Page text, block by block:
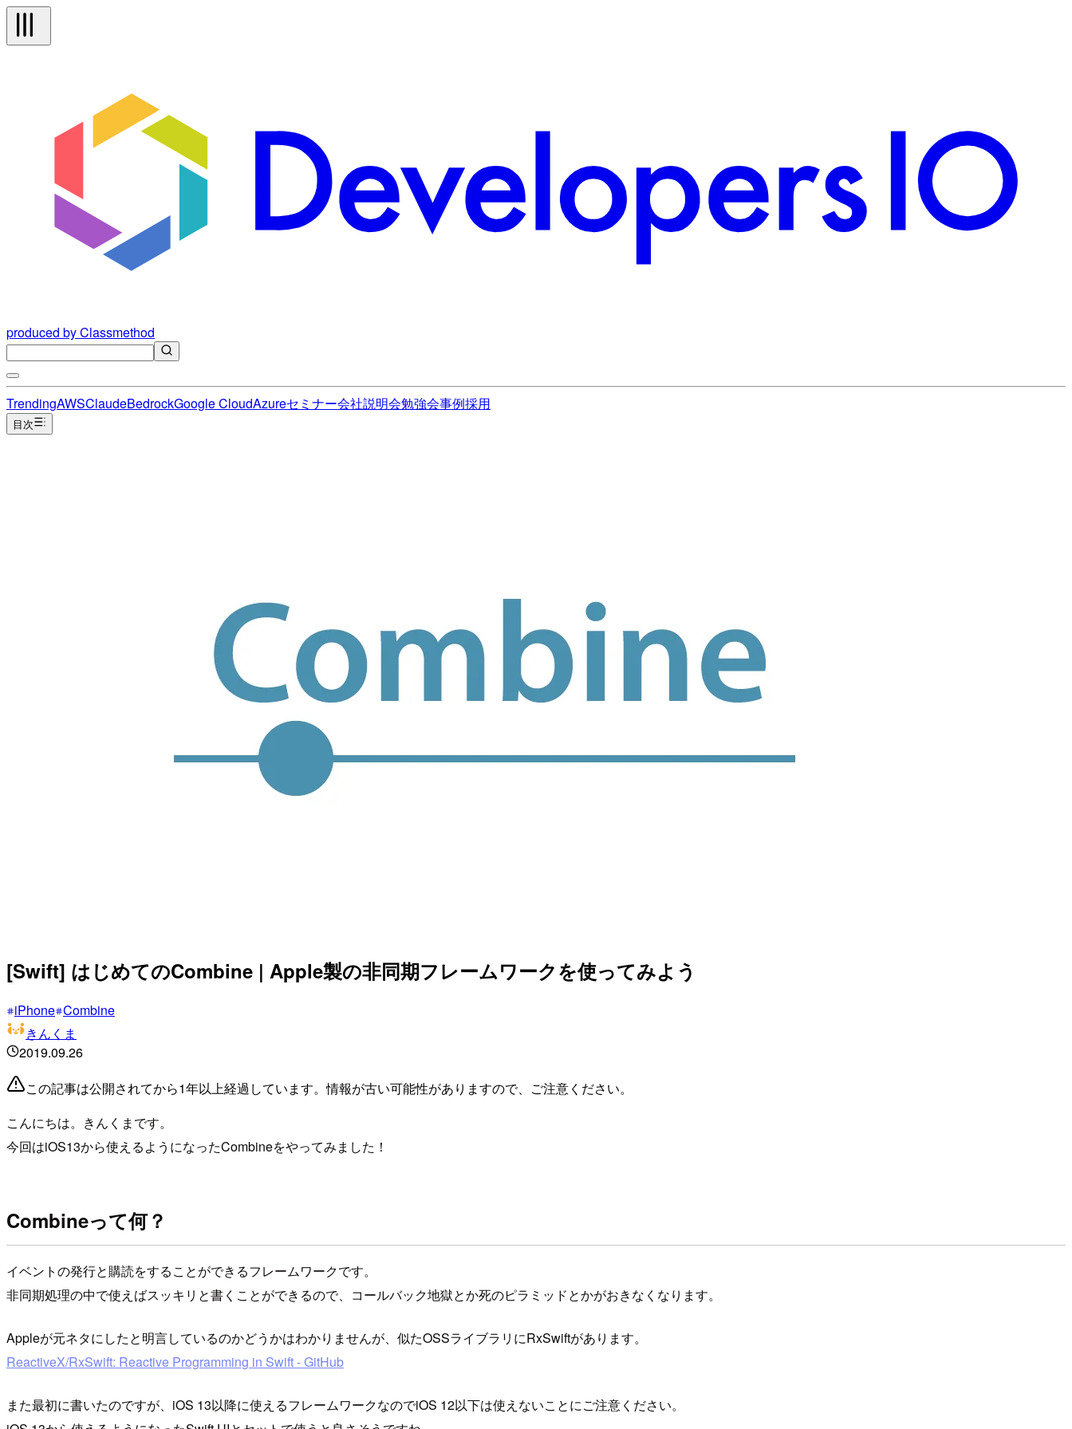
produced by Classmethod
TrendingAWSClaudeBedrockGoogle CloudAzureセミナー会社説明会勉強会事例採用
目次
[Swift] はじめてのCombine | Apple製の非同期フレームワークを使ってみよう
iPhone Combine
きんくま
2019.09.26
この記事は公開されてから1年以上経過しています。情報が古い可能性がありますので、ご注意ください。
こんにちは。きんくまです。
今回はiOS13から使えるようになったCombineをやってみました！
Combineって何？
イベントの発行と購読をすることができるフレームワークです。
非同期処理の中で使えばスッキリと書くことができるので、コールバック地獄とか死のピラミッドとかがおきなくなります。
Appleが元ネタにしたと明言しているのかどうかはわかりませんが、似たOSSライブラリにRxSwiftがあります。
ReactiveX/RxSwift: Reactive Programming in Swift - GitHub
また最初に書いたのですが、iOS 13以降に使えるフレームワークなのでiOS 12以下は使えないことにご注意ください。